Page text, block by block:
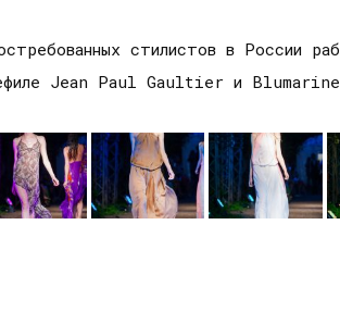
стилистов в России
Jean Paul Gaultier и